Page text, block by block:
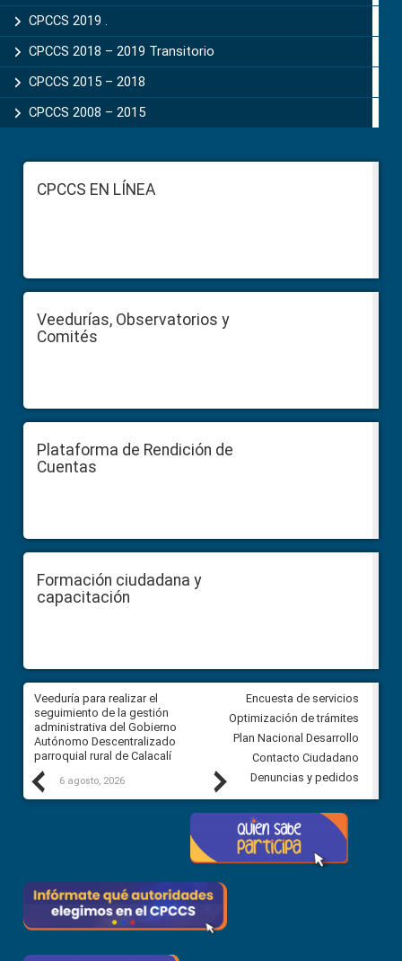
CPCCS 2019 .
CPCCS 2018 – 2019 Transitorio
CPCCS 2015 – 2018
CPCCS 2008 – 2015
FooterCPCCS EN LÍNEA
Veedurías, Observatorios y
Comités
Plataforma de Rendición de
Cuentas
Formación ciudadana y
capacitación
Previous
Veeduría para realizar el
seguimiento de la gestión
administrativa del Gobierno
Autónomo Descentralizado
parroquial rural de Calacalí
6 agosto, 2026
Veeduría para vigilar los
derivados de la Audiencia
comunidad Urbina, parroquia
Carolina
5 agosto, 2026
Next
Encuesta de servicios
Optimización de trámites
Plan Nacional Desarrollo
Contacto Ciudadano
Denuncias y pedidos